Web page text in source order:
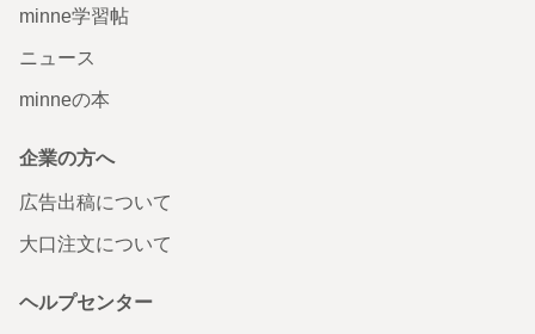
minne学習帖
ニュース
minneの本
企業の方へ
広告出稿について
大口注文について
ヘルプセンター